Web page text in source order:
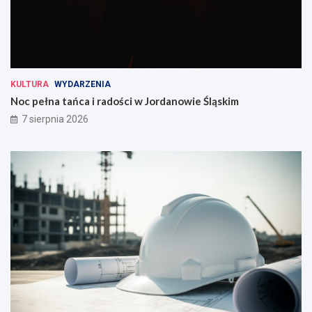
KULTURA WYDARZENIA
Noc pełna tańca i radości w Jordanowie Śląskim
7 sierpnia 2026